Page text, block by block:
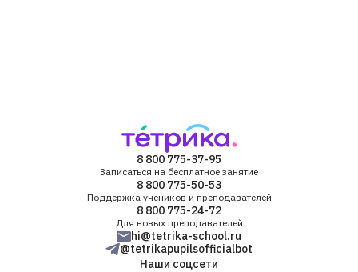
8 800 775-37-95
Записаться на бесплатное занятие
8 800 775-50-53
Поддержка учеников и преподавателей
8 800 775-24-72
Для новых преподавателей
hi@tetrika-school.ru
@tetrikapupilsofficialbot
Наши соцсети